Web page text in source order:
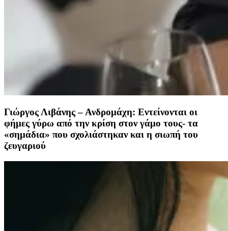
Γιώργος Λιβάνης – Ανδρομάχη: Εντείνονται οι
φήμες γύρω από την κρίση στον γάμο τους- τα
«σημάδια» που σχολιάστηκαν και η σιωπή του
ζευγαριού